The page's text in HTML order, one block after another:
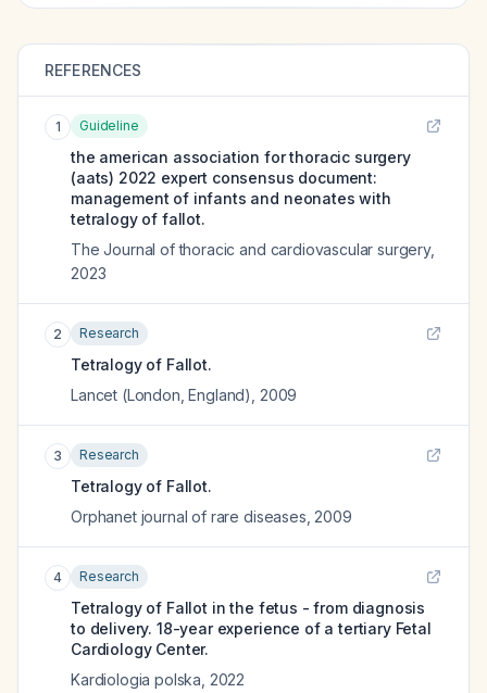
REFERENCES
1 Guideline
the american association for thoracic surgery
(aats) 2022 expert consensus document:
management of infants and neonates with
tetralogy of fallot.
The Journal of thoracic and cardiovascular surgery,
2023
2 Research
Tetralogy of Fallot.
Lancet (London, England)
2009
3 Research
Tetralogy of Fallot.
Orphanet journal of rare diseases 2009
4 Research
Tetralogy of Fallot in the fetus - from diagnosis
to delivery. 18-year experience of a tertiary Fetal
Cardiology Center.
Kardiologia polska 2022